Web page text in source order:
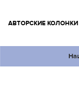
АВТОРСКИЕ КОЛОНКИ